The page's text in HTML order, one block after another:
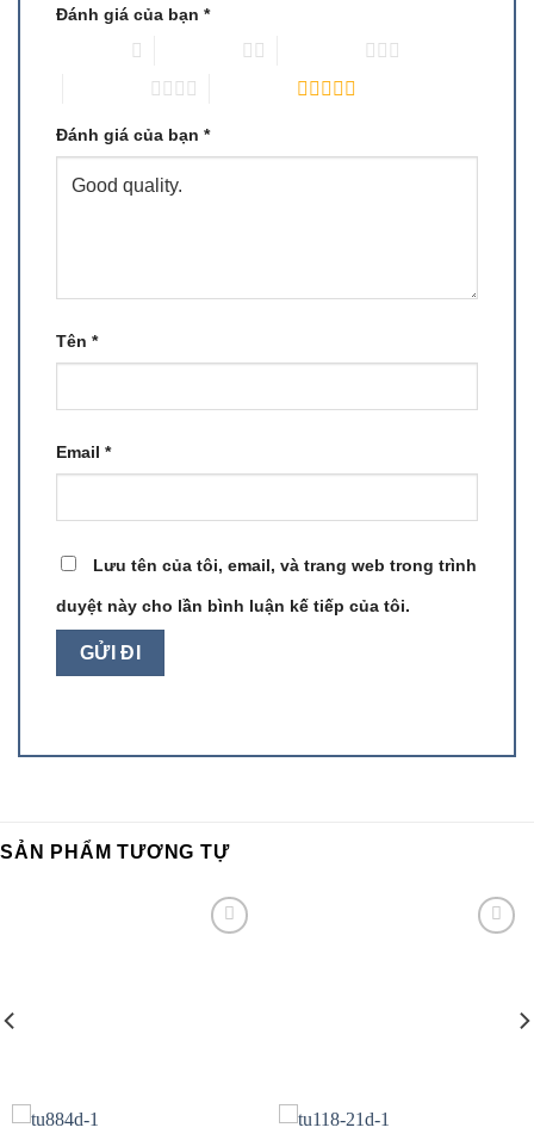
Đánh giá của bạn *
Đánh giá của bạn *
Tên *
Email *
Lưu tên của tôi, email, và trang web trong trình
duyệt này cho lần bình luận kế tiếp của tôi.
SẢN PHẨM TƯƠNG TỰ